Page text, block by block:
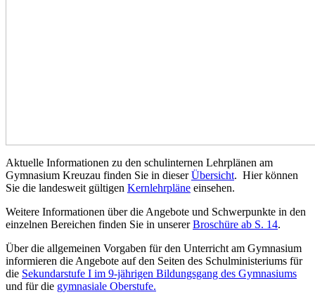
Aktuelle Informationen zu den schulinternen Lehrplänen am
Gymnasium Kreuzau finden Sie in dieserÜbersicht. Hier können
Sie die landesweit gültigen Kernlehrpläne einsehen.
Weitere Informationen über die Angebote und Schwerpunkte in den
einzelnen Bereichen finden Sie in unsererBroschüre ab S. 14.
Über die allgemeinen Vorgaben für den Unterricht am Gymnasium
informieren die Angebote auf den Seiten des Schulministeriums für
die Sekundarstufe I im 9-jährigen Bildungsgang des Gymnasiums
und für die gymnasiale Oberstufe.